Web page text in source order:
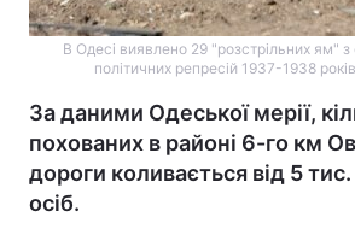
В Одесі виявлено 29 "розстрільних ям"
політичних репресій 1937-1938
За даними Одеської мерії,
похованих в районі 6-го км
дороги коливається від 5
осіб.